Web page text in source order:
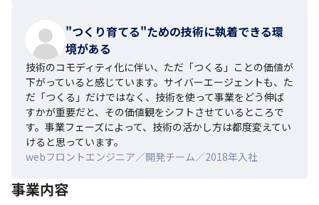
"つくり育てる"ための技術に執着できる環
境がある
技術のコモディティ化に伴い、ただ「つくる」ことの価値が
下がっていると感じています。サイバーエージェントも、た
だ「つくる」だけではなく、技術を使って事業をどう伸ば
すかが重要だと、その価値観をシフトさせているところで
す。事業フェーズによって、技術の活かし方は都度変えてい
けると思っています。
webフロントエンジニア／開発チーム／2018年入社
事業内容